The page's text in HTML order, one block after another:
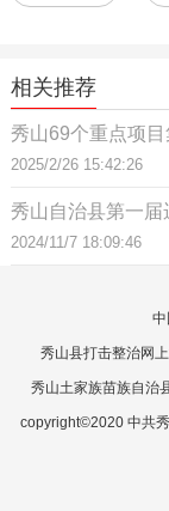
相关推荐
秀山69个重点项
2025/2/26 15:42:26
秀山自治县第一届
2024/11/7 18:09:46
秀山县打击整治网
秀山土家族苗族自治
copyright©2020 中共